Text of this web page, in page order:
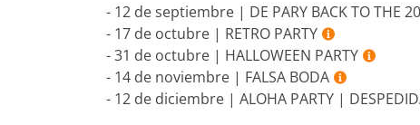
- 12 de septiembre | DE PARY BACK TO THE
- 17 de octubre | RETRO PARTY
- 31 de octubre | HALLOWEEN PARTY
- 14 de noviembre | FALSA BODA
- 12 de diciembre | ALOHA PARTY |